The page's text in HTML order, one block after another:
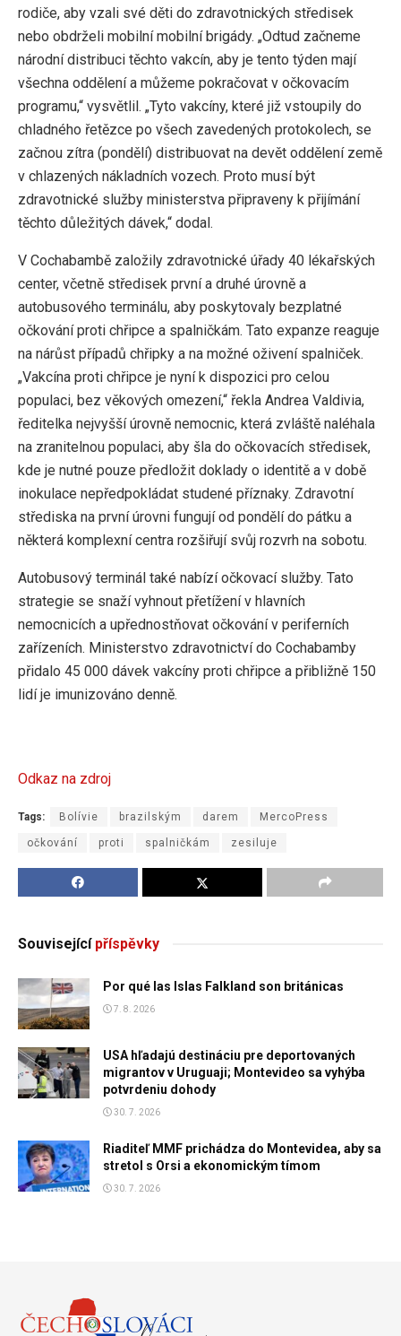
rodiče, aby vzali své děti do zdravotnických středisek
nebo obdrželi mobilní mobilní brigády. „Odtud začneme
národní distribuci těchto vakcín, aby je tento týden mají
všechna oddělení a můžeme pokračovat v očkovacím
programu,“ vysvětlil. „Tyto vakcíny, které již vstoupily do
chladného řetězce po všech zavedených protokolech, se
začnou zítra (pondělí) distribuovat na devět oddělení země
v chlazených nákladních vozech. Proto musí být
zdravotnické služby ministerstva připraveny k přijímání
těchto důležitých dávek,“ dodal.
V Cochabambě založily zdravotnické úřady 40 lékařských
center, včetně středisek první a druhé úrovně a
autobusového terminálu, aby poskytovaly bezplatné
očkování proti chřipce a spalničkám. Tato expanze reaguje
na nárůst případů chřipky a na možné oživení spalniček.
„Vakcína proti chřipce je nyní k dispozici pro celou
populaci, bez věkových omezení,“ řekla Andrea Valdivia,
ředitelka nejvyšší úrovně nemocnic, která zvláště naléhala
na zranitelnou populaci, aby šla do očkovacích středisek,
kde je nutné pouze předložit doklady o identitě a v době
inokulace nepředpokládat studené příznaky. Zdravotní
střediska na první úrovni fungují od pondělí do pátku a
některá komplexní centra rozšiřují svůj rozvrh na sobotu.
Autobusový terminál také nabízí očkovací služby. Tato
strategie se snaží vyhnout přetížení v hlavních
nemocnicích a upřednostňovat očkování v periferních
zařízeních. Ministerstvo zdravotnictví do Cochabamby
přidalo 45 000 dávek vakcíny proti chřipce a přibližně 150
lidí je imunizováno denně.
Odkaz na zdroj
Tags: Bolívie brazilským darem MercoPress
očkování proti spalničkám zesiluje
Souvisejícípříspěvky
Por qué las Islas Falkland son británicas
7. 8. 2026
USA hľadajú destináciu pre deportovaných
migrantov v Uruguaji; Montevideo sa vyhýba
potvrdeniu dohody
30. 7. 2026
Riaditeľ MMF prichádza do Montevidea, aby sa
stretol s Orsi a ekonomickým tímom
30. 7. 2026